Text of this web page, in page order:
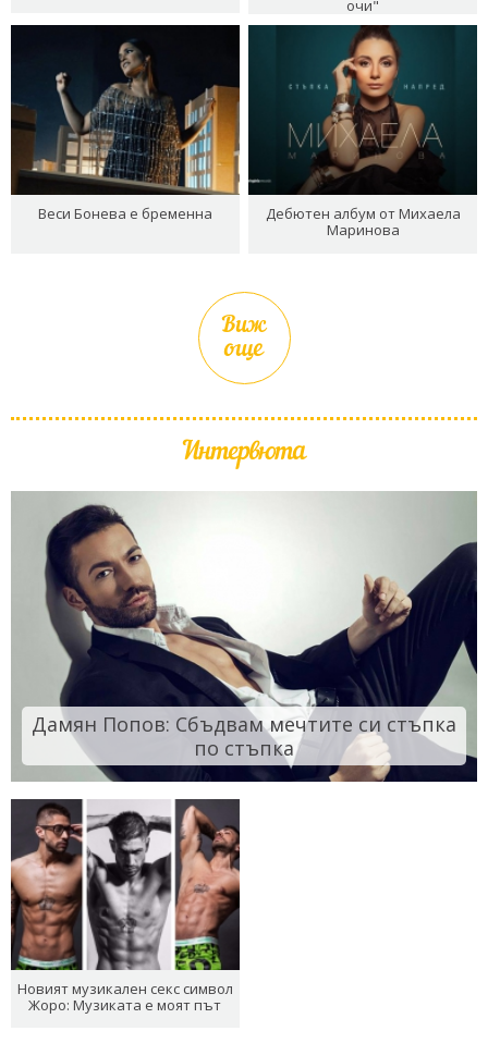
очи"
Веси Бонева е бременна
Дебютен албум от Михаела
Маринова
Виж
още
Интервюта
Дамян Попов: Сбъдвам мечтите си стъпка
по стъпка
Новият музикален секс символ
Жоро: Музиката е моят път